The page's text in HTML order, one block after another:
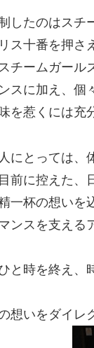
したのはスチ
ス十番を押さ
チームガール
スに加え、個
を惹くには充
にとっては、
前に控えた、
一杯の想いを
ンスを支える
と時を終え、
想いをダイレ